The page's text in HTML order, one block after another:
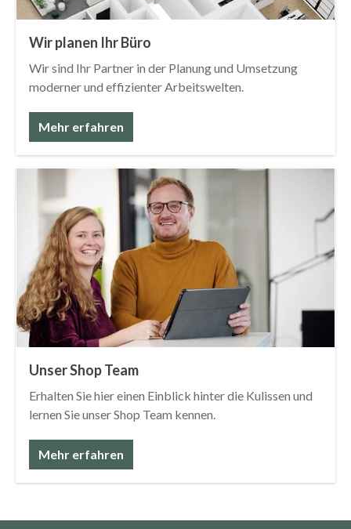
Wir planen Ihr Büro
Wir sind Ihr Partner in der Planung und Umsetzung
moderner und effizienter Arbeitswelten.
Mehr erfahren
Unser Shop Team
Erhalten Sie hier einen Einblick hinter die Kulissen und
lernen Sie unser Shop Team kennen.
Mehr erfahren